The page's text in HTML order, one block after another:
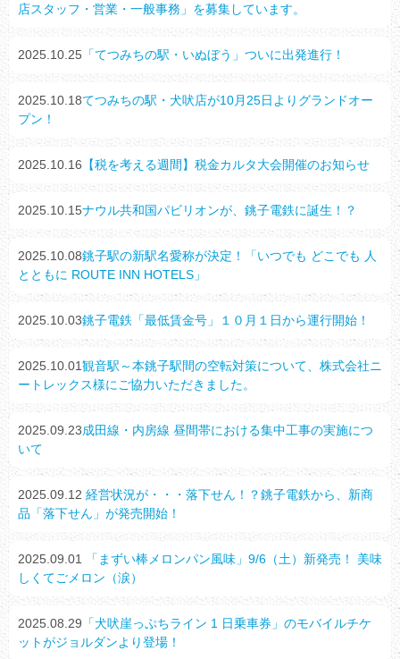
店スタッフ・営業・一般事務」を募集しています。
2025.10.25 「てつみちの駅・いぬぼう」ついに出発進行！
2025.10.18てつみちの駅・犬吠店が10月25日よりグランドオー
プン！
2025.10.16 【税を考える週間】税金カルタ大会開催のお知らせ
2025.10.15ナウル共和国パビリオンが、銚子電鉄に誕生！？
2025.10.08銚子駅の新駅名愛称が決定！「いつでも どこでも 人
とともに ROUTE INN HOTELS」
2025.10.03銚子電鉄「最低賃金号」１０月１日から運行開始！
2025.10.01観音駅～本銚子駅間の空転対策について、株式会社ニ
ートレックス様にご協力いただきました。
2025.09.23成田線・内房線 昼間帯における集中工事の実施につ
いて
2025.09.12 経営状況が・・・落下せん！？銚子電鉄から、新商
品「落下せん」が発売開始！
2025.09.01
「まずい棒メロンパン風味」9/6（土）新発売！ 美味
しくてごメロン（涙）
2025.08.29 「犬吠崖っぷちライン 1 日乗車券」のモバイルチケ
ットがジョルダンより登場！